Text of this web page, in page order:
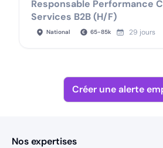
Responsable Performance
Services B2B (H/F)
National 65-85k 29 jours
Créer une alerte
Nos expertises